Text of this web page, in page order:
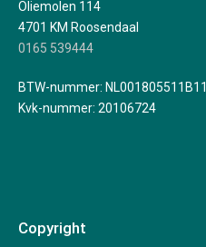
Oliemolen 114
4701 KM Roosendaal
0165 539444
BTW-nummer: NL001805511B11
Kvk-nummer: 20106724
Copyright